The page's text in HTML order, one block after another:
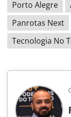
Porto Alegre
Panrotas Next
Tecnologia No